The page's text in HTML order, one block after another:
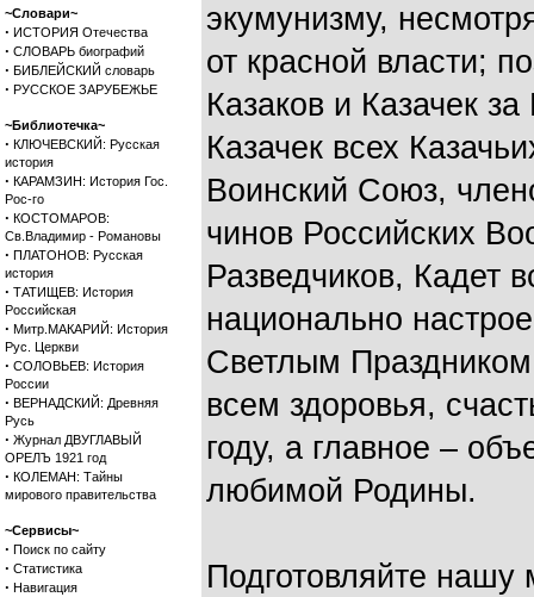
~Словари~
· ИСТОРИЯ Отечества
· СЛОВАРЬ биографий
· БИБЛЕЙСКИЙ словарь
· РУССКОЕ ЗАРУБЕЖЬЕ
~Библиотечка~
· КЛЮЧЕВСКИЙ: Русская
история
· КАРАМЗИН: История Гос.
Рос-го
· КОСТОМАРОВ:
Св.Владимир - Романовы
· ПЛАТОНОВ: Русская
история
· ТАТИЩЕВ: История
Российская
· Митр.МАКАРИЙ: История
Рус. Церкви
· СОЛОВЬЕВ: История
России
· ВЕРНАДСКИЙ: Древняя
Русь
· Журнал ДВУГЛАВЫЙ
ОРЕЛЪ 1921 год
· КОЛЕМАН: Тайны
мирового правительства
~Сервисы~
· Поиск по сайту
· Статистика
· Навигация
экумунизму,
от красной власти;
Казаков и Казачек
Казачек всех
Воинский Союз,
чинов Российских
Разведчиков, Кадет
национально
Светлым
всем здоровья,
году, а главное –
любимой Родины.
Подготовляйте